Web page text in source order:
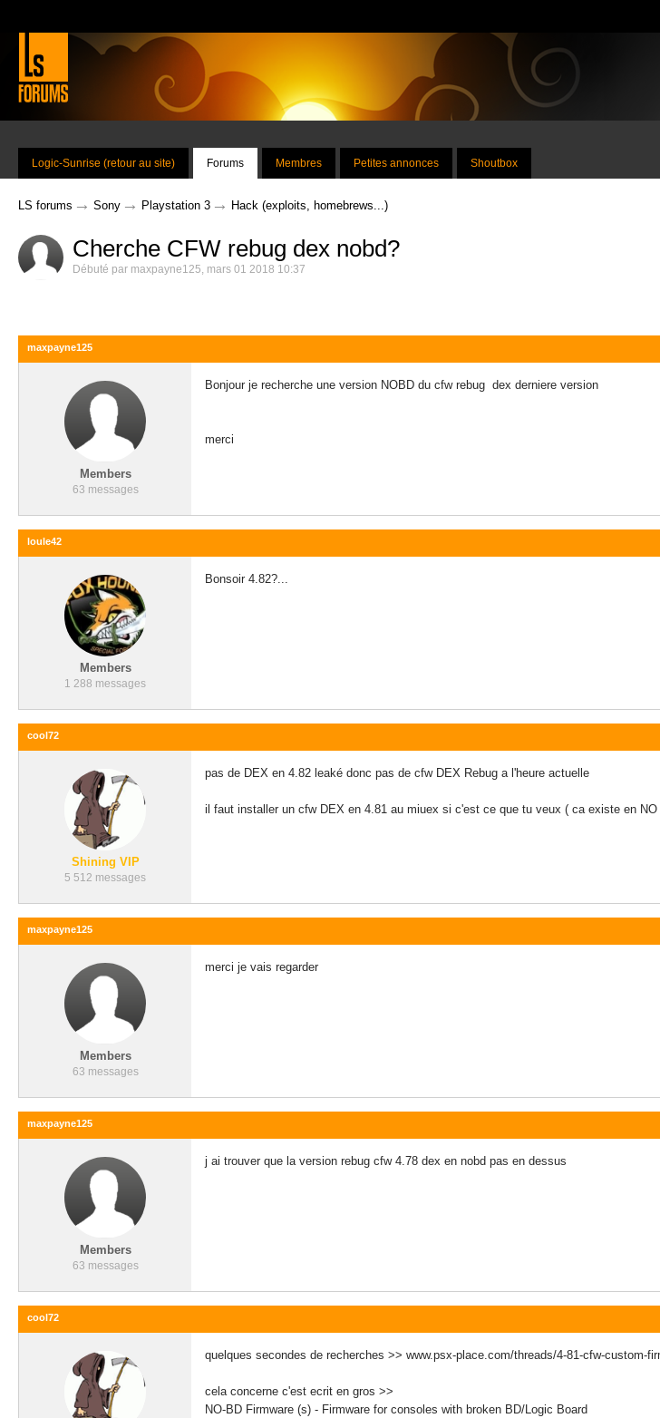
Logic-Sunrise (retour au site) Forums Membres Petites annonces Shoutbox
LS forums → Sony → Playstation 3 → Hack (exploits, homebrews...)
Cherche CFW rebug dex nobd?
Débuté par maxpayne125, mars 01 2018 10:37
maxpayne125
Members
63 messages
Bonjour je recherche une version NOBD du cfw rebug dex derniere version
merci
loule42
Members
1 288 messages
Bonsoir 4.82?...
cool72
Shining VIP
5 512 messages
pas de DEX en 4.82 leaké donc pas de cfw DEX Rebug a l'heure actuelle
il faut installer un cfw DEX en 4.81 au miuex si c'est ce que tu veux ( ca existe en
maxpayne125
Members
63 messages
merci je vais regarder
maxpayne125
Members
63 messages
j ai trouver que la version rebug cfw 4.78 dex en nobd pas en dessus
cool72
quelques secondes de recherches >> www.psx-place.com/threads/4-81-cfw-custom-
cela concerne c'est ecrit en gros >>
NO-BD Firmware (s) - Firmware for consoles with broken BD/Logic Board​